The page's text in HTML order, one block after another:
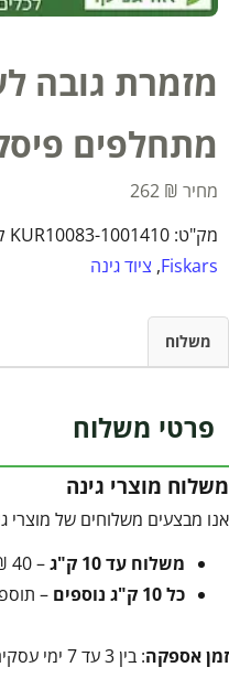
מזמרת גובה
מתחלפים
262 ₪
מק"ט: KUR10083-1001410
Fiskars
, ציוד גינה
משלוח
פרטי משלוח
משלוח מוצרי גינה
אנו מבצעים משלוחים של מוצרי
משלוח עד 10 ק"ג
– 40 ₪
כל 10 ק"ג נוספים
– תוספת
זמן אספקה: בין 3 עד 7 ימי עסקים